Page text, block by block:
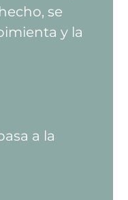
se
y la
a la